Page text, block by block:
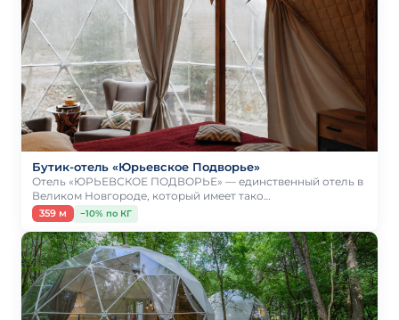
Бутик-отель «Юрьевское Подворье»
Отель «ЮРЬЕВСКОЕ ПОДВОРЬЕ» — единственный отель в
Великом Новгороде, который имеет тако…
359 м −10% по КГ